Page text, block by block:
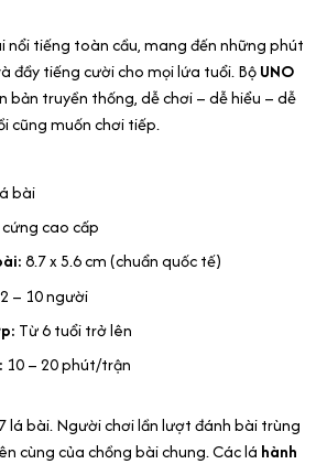
nổi tiếng toàn cầu, mang đến những phút
đầy tiếng cười cho mọi lứa tuổi. BộUNO
bản truyền thống, dễ chơi – dễ hiểu – dễ
cũng muốn chơi tiếp.
bài
cứng cao cấp
8.7 x 5.6 cm (chuẩn quốc tế)
2 – 10 người
Từ 6 tuổi trở lên
10 – 20 phút/trận
lá bài. Người chơi lần lượt đánh bài trùng
cùng của chồng bài chung. Các lá hành